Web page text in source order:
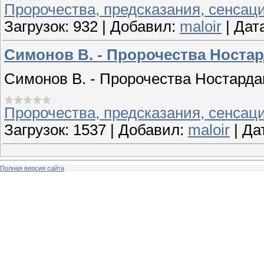
Пророчества, предсказания,
Загрузок: 932 Добавил: maloir
Симонов В. - Пророчества
Симонов В. - Пророчества
Пророчества, предсказания,
Загрузок: 1537 Добавил: maloir
Полная версия сайта